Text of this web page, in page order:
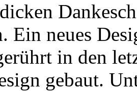
Ein neues
in den
gebaut.